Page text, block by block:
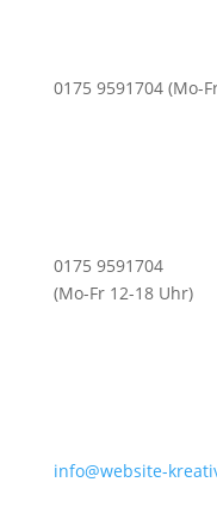
0175 9591704 (Mo-
0175 9591704
(Mo-Fr 12-18 Uhr)
info@website-